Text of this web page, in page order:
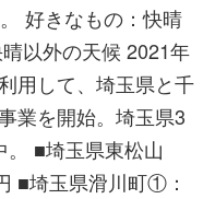
好きなもの：快晴
以外の天候 2021年
用して、埼玉県と千
業を開始。埼玉県3
■埼玉県東松山
■埼玉県滑川町①：